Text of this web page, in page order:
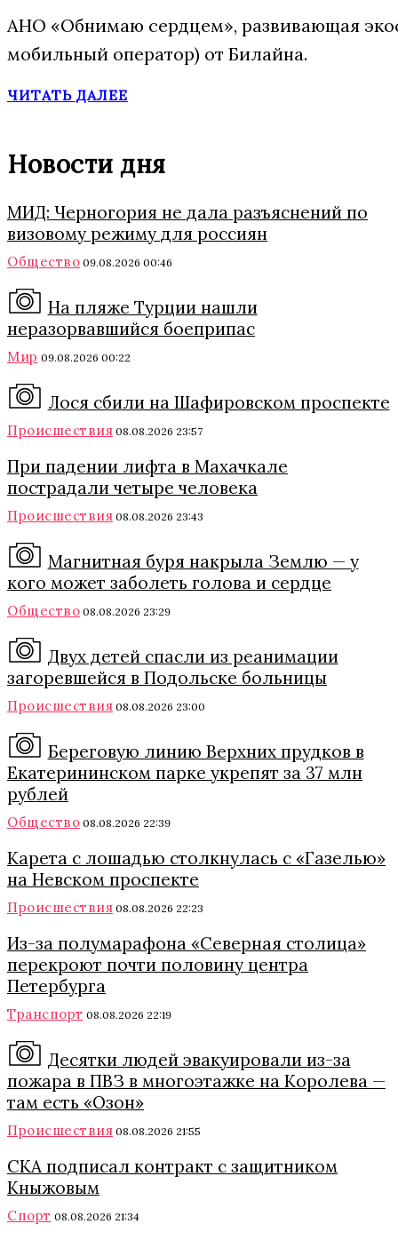
АНО «Обнимаю сердцем», развивающая
мобильный оператор) от Билайна.
ЧИТАТЬ ДАЛЕЕ
Новости дня
МИД: Черногория не дала разъяснений по
визовому режиму для россиян
Общество 09.08.2026 00:46
На пляже Турции нашли
неразорвавшийся боеприпас
Мир 09.08.2026 00:22
Лося сбили на Шафировском проспекте
Происшествия 08.08.2026 23:57
При падении лифта в Махачкале
пострадали четыре человека
Происшествия 08.08.2026 23:43
Магнитная буря накрыла Землю — у
кого может заболеть голова и сердце
Общество 08.08.2026 23:29
Двух детей спасли из реанимации
загоревшейся в Подольске больницы
Происшествия 08.08.2026 23:00
Береговую линию Верхних прудков в
Екатерининском парке укрепят за 37 млн
рублей
Общество 08.08.2026 22:39
Карета с лошадью столкнулась с «Газелью»
на Невском проспекте
Происшествия 08.08.2026 22:23
Из-за полумарафона «Северная столица»
перекроют почти половину центра
Петербурга
Транспорт 08.08.2026 22:19
Десятки людей эвакуировали из-за
пожара в ПВЗ в многоэтажке на Королева —
там есть «Озон»
Происшествия 08.08.2026 21:55
СКА подписал контракт с защитником
Кныжовым
Спорт 08.08.2026 21:34